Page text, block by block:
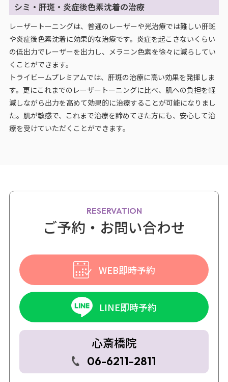
シミ・肝斑・炎症後色素沈着の治療
レーザートーニングは、普通のレーザーや光治療では難しい肝斑
や炎症後色素沈着に効果的な治療です。炎症を起こさないくらい
の低出力でレーザーを出力し、メラニン色素を徐々に減らしてい
くことができます。
トライビームプレミアムでは、肝斑の治療に高い効果を発揮しま
す。更にこれまでのレーザートーニングに比べ、肌への負担を軽
減しながら出力を高めて効果的に治療することが可能になりまし
た。肌が敏感で、これまで治療を諦めてきた方にも、安心して治
療を受けていただくことができます。
RESERVATION
ご予約・お問い合わせ
LINE即時予約
WEB即時予約
心斎橋院
06-6211-2811